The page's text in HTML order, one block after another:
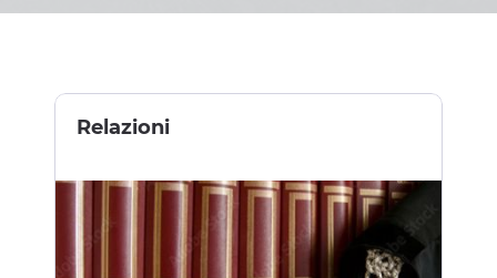
Relazioni